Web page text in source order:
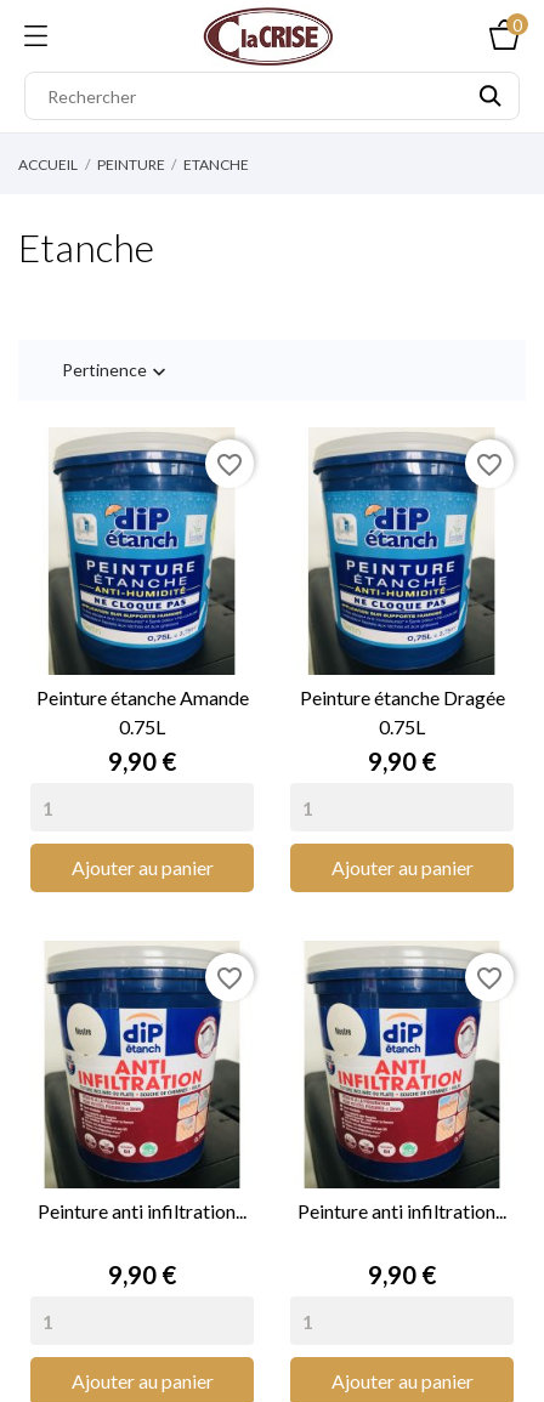
0
ACCUEIL PEINTURE ETANCHE
Etanche
Pertinence 
Peinture étanche Amande
0.75L
Prix
9,90 €
Ajouter au panier
favorite_border
Peinture étanche Dragée
0.75L
Prix
9,90 €
Ajouter au panier
favorite_border
Peinture anti infiltration...
Prix
9,90 €
Ajouter au panier
favorite_border
Peinture anti infiltration...
Prix
9,90 €
Ajouter au panier
favorite_border